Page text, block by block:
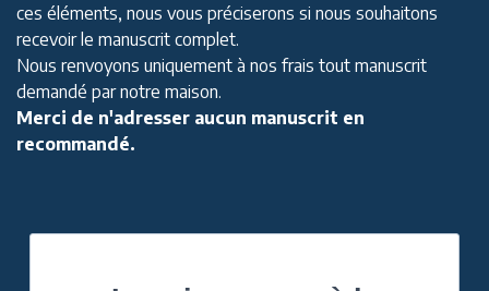
ces éléments, nous vous préciserons si nous souhaitons
recevoir le manuscrit complet.
Nous renvoyons uniquement à nos frais tout manuscrit
demandé par notre maison.
Merci de n'adresser aucun manuscrit en
recommandé.